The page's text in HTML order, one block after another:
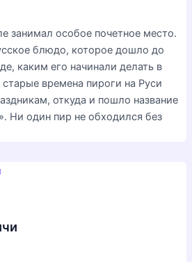
занимал особое почетное место.
блюдо, которое дошло до
каким его начинали делать в
времена пироги на Руси
откуда и пошло название
Ни один пир не обходился без